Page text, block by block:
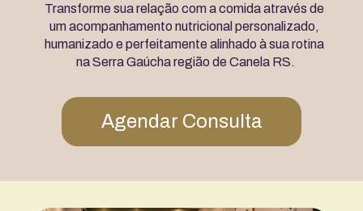
Transforme sua relação com a comida através de
um acompanhamento nutricional personalizado,
humanizado e perfeitamente alinhado à sua rotina
na Serra Gaúcha região de Canela RS.
Agendar Consulta